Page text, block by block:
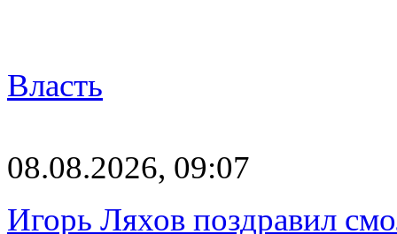
Власть
08.08.2026, 09:07
Игорь Ляхов поздравил